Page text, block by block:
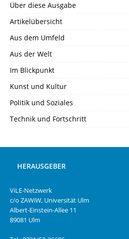
Über diese Ausgabe
Artikelübersicht
Aus dem Umfeld
Aus der Welt
Im Blickpunkt
Kunst und Kultur
Politik und Soziales
Technik und Fortschritt
HERAUSGEBER
ViLE-Netzwerk
c/o ZAWiW, Universität Ulm
Albert-Einstein-Allee 11
89081 Ulm